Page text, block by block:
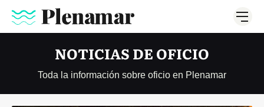
NOTICIAS DE OFICIO
Toda la información sobre oficio en Plenamar